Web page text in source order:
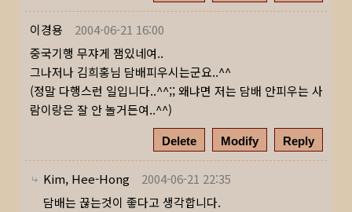
이경용
2004-06-21 16:00
중국기행 무쟈게 잼있네여..
그나저나 김희홍님 담배피우시는군요..^^
(정말 다행스런 일입니다..^^;; 왜냐면 저는 담배 안피우는 사
람이랑은 잘 안 놀거든여..^^)
Delete Modify Reply
Kim, Hee-Hong
2004-06-21 22:35
담배는 끊는것이 좋다고 생각합니다.